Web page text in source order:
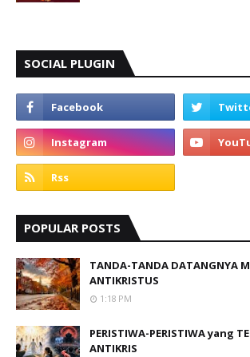
SOCIAL PLUGIN
POPULAR POSTS
TANDA-TANDA DATANGNYA
ANTIKRISTUS
1:18 PM
PERISTIWA-PERISTIWA yang
ANTIKRIS